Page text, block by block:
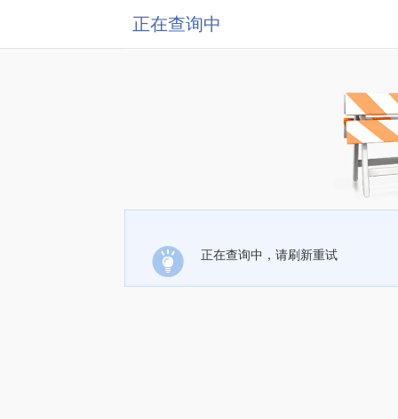
正在查询中
正在查询中，请刷新重试